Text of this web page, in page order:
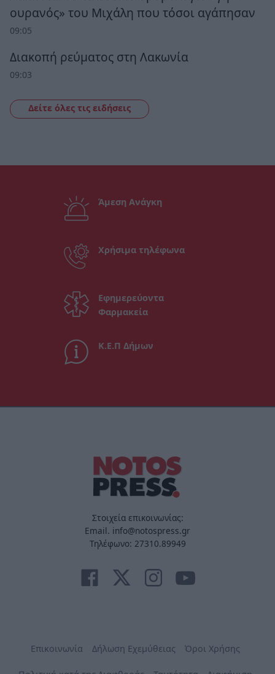
ουρανός» του Μιχάλη που τόσοι αγάπησαν
09:05
Διακοπή ρεύματος στη Λακωνία
09:03
Δείτε όλες τις ειδήσεις
Άμεση Ανάγκη
Χρήσιμα τηλέφωνα
Εφημερεύοντα
Φαρμακεία
Κ.Ε.Π Δήμων
Στοιχεία επικοινωνίας:
Email. info@notospress.gr
Τηλέφωνο: 27310.89949
Επικοινωνία Δήλωση Εχεμύθειας Όροι Χρήσης